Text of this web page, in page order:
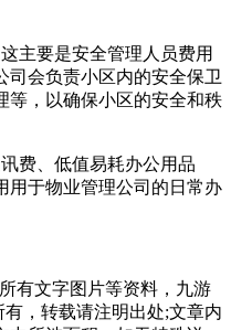
主要是安全管理人员费用
司会负责小区内的安全保卫
等，以确保小区的安全和秩
费、低值易耗办公用品
用于物业管理公司的日常办
有文字图片等资料，九游
，转载请注明出处;文章内